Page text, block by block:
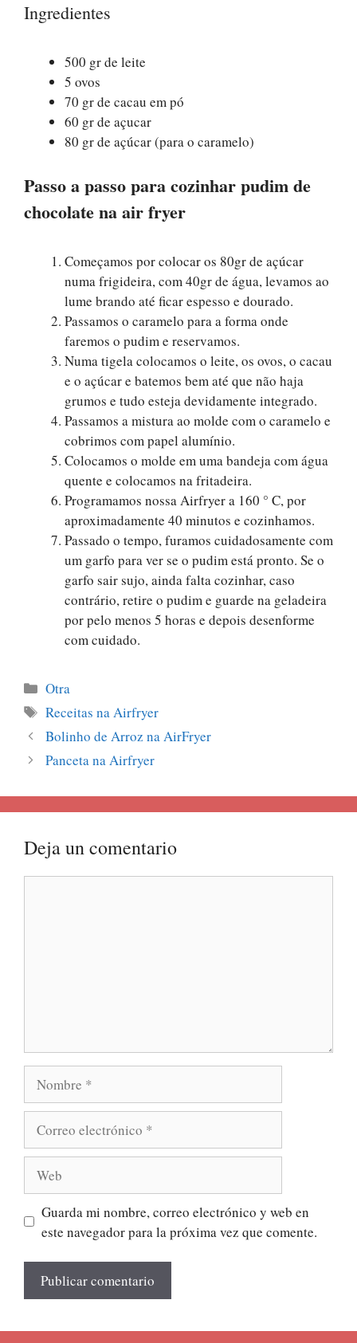
Ingredientes
500 gr de leite
5 ovos
70 gr de cacau em pó
60 gr de açucar
80 gr de açúcar (para o caramelo)
Passo a passo para cozinhar pudim de
chocolate na air fryer
Começamos por colocar os 80gr de açúcar
numa frigideira, com 40gr de água, levamos ao
lume brando até ficar espesso e dourado.
Passamos o caramelo para a forma onde
faremos o pudim e reservamos.
Numa tigela colocamos o leite, os ovos, o cacau
e o açúcar e batemos bem até que não haja
grumos e tudo esteja devidamente integrado.
Passamos a mistura ao molde com o caramelo e
cobrimos com papel alumínio.
Colocamos o molde em uma bandeja com água
quente e colocamos na fritadeira.
Programamos nossa Airfryer a 160 ° C, por
aproximadamente 40 minutos e cozinhamos.
Passado o tempo, furamos cuidadosamente com
um garfo para ver se o pudim está pronto. Se o
garfo sair sujo, ainda falta cozinhar, caso
contrário, retire o pudim e guarde na geladeira
por pelo menos 5 horas e depois desenforme
com cuidado.
Categorías
Otra
Etiquetas
Receitas na Airfryer
Bolinho de Arroz na AirFryer
Panceta na Airfryer
Deja un comentario
electrónico
Guarda mi nombre, correo electrónico y web en
este navegador para la próxima vez que comente.